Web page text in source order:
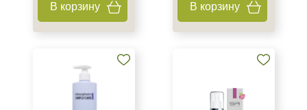
В корзину В корзину